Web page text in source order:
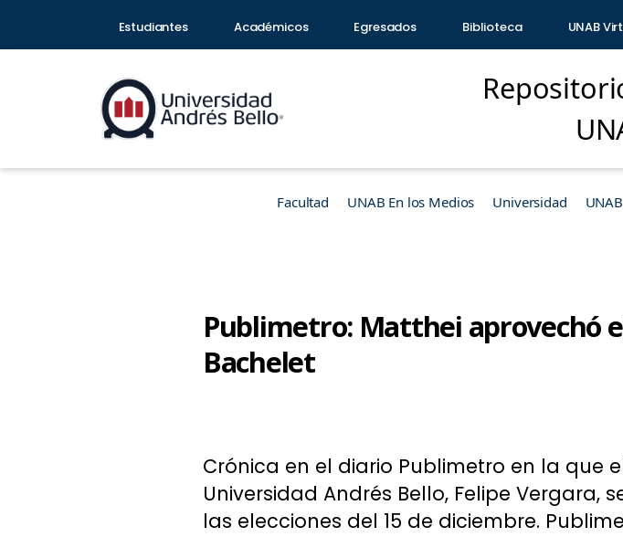
Estudiantes Académicos Egresados Biblioteca UNAB
Facultad UNAB En los Medios Universidad
Publimetro: Matthei aprovechó
Bachelet
Crónica en el diario Publimetro en la que
Universidad Andrés Bello, Felipe Vergara,
las elecciones del 15 de diciembre.